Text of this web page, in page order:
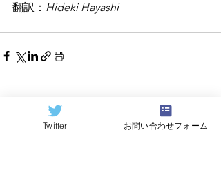
翻訳： Hideki Hayashi
関連記事
Twitter お問い合わせフォーム